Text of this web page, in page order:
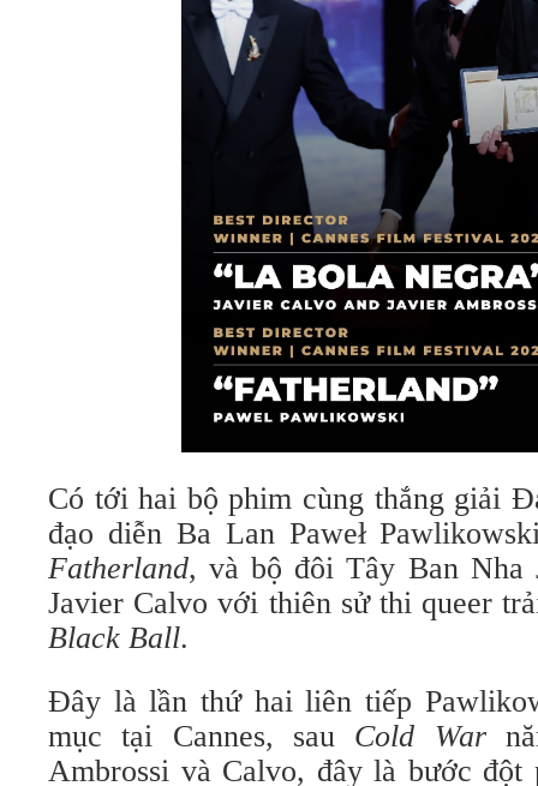
Có tới hai bộ phim cùng thắng giải
đạo diễn Ba Lan Paweł
Fatherland, và bộ đôi Tây Ban Nha
Javier Calvo với thiên sử thi queer
Black Ball.
Đây là lần thứ hai liên tiếp
mục tại Cannes, sau Cold War
Ambrossi và Calvo, đây là bước đột